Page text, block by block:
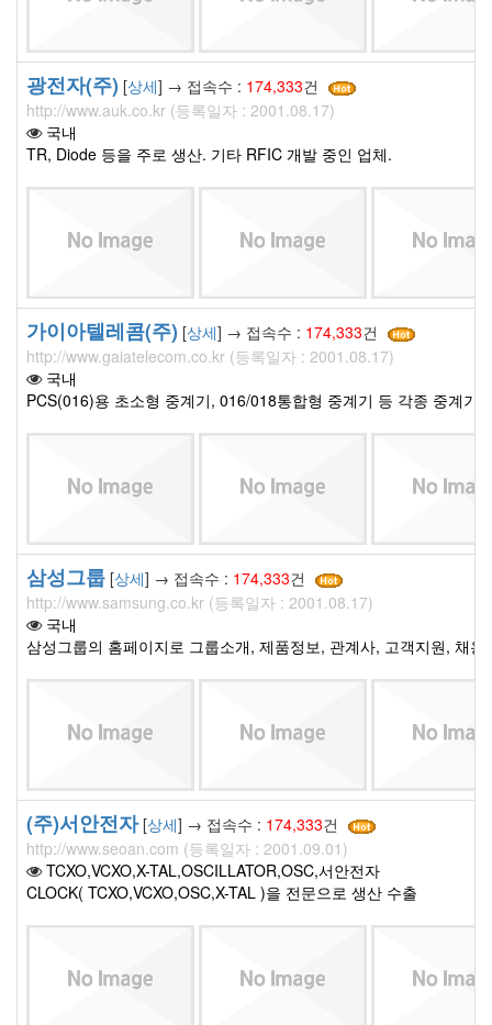
광전자(주) [상세] → 접속수 : 174,333건
http://www.auk.co.kr (등록일자 : 2001.08.17)
국내
TR, Diode 등을 주로 생산. 기타 RFIC 개발 중인 업체.
가이아텔레콤(주) [상세] → 접속수 : 174,333건
http://www.gaiatelecom.co.kr (등록일자 : 2001.08.17)
국내
PCS(016)용 초소형 중계기, 016/018통합형 중계기 등 각종 중계기
삼성그룹 [상세] → 접속수 : 174,333건
http://www.samsung.co.kr (등록일자 : 2001.08.17)
국내
삼성그룹의 홈페이지로 그룹소개, 제품정보, 관계사, 고객지원, 채
(주)서안전자[상세] → 접속수 : 174,333건
http://www.seoan.com (등록일자 : 2001.09.01)
TCXO,VCXO,X-TAL,OSCILLATOR,OSC,서안전자
CLOCK( TCXO,VCXO,OSC,X-TAL )을 전문으로 생산 수출